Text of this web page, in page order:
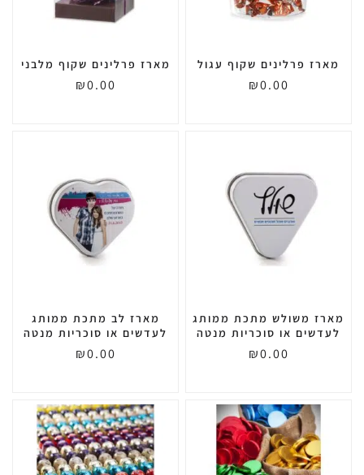
מארז פרלינים שקוף עגול
₪0.00
מארז פרלינים שקוף מלבני
₪0.00
מארז משולש מתכת ממותג
לעדשים או סוכריות מנטה
₪0.00
מארז לב מתכת ממותג
לעדשים או סוכריות מנטה
₪0.00